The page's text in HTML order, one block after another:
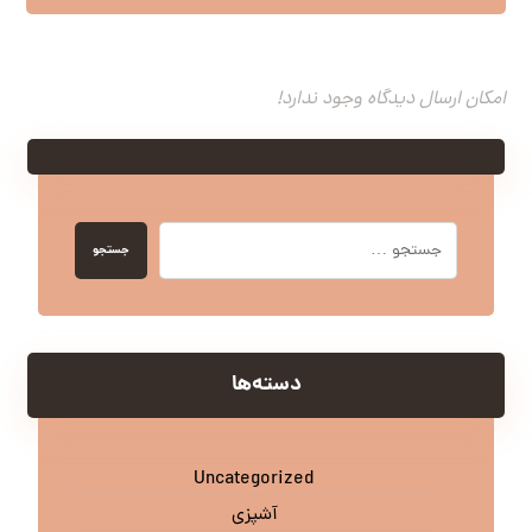
امکان ارسال دیدگاه وجود ندارد!
جستجو
دسته‌ها
Uncategorized
آشپزی